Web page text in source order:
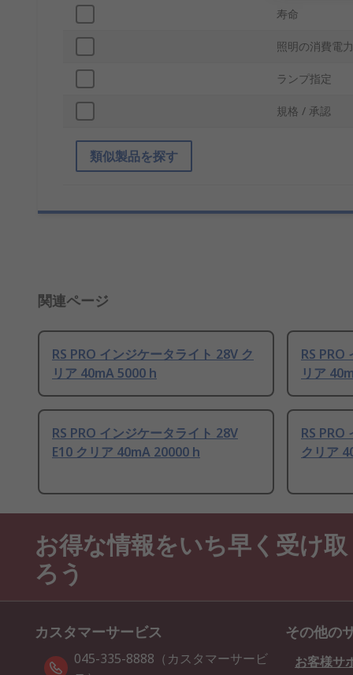
寿命
照明の消費電力
ランプ指定
規格 / 承認
類似製品を探す
関連ページ
RS PRO インジケータライト 28V ク
リア 40mA 5000 h
RS PRO
リア
RS PRO インジケータライト 28V
E10 クリア 40mA 20000 h
RS PRO
クリア
お得な情報をいち早く受け取
ろう
カスタマーサービス
045-335-8888（カスタマーサービ
その他の
お客様サ